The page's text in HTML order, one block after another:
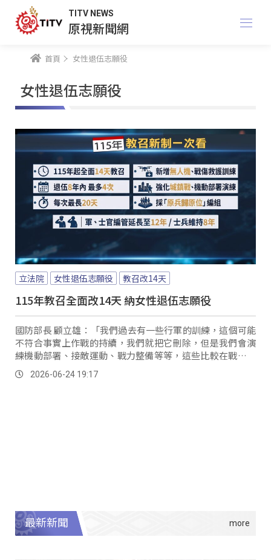
TITV NEWS
原視新聞網
首頁 女性退伍志願役
女性退伍志願役
立法院 女性退伍志願役 教召改14天
115年教召全面改14天 納女性退伍志願役
國防部長 顧立雄：「我們過去有一些行軍的訓練，這個可能
不符合事實上作戰的持續，我們就把它刪除，但是我們會演
練機動部署、接敵運動、戰力整備等等，這些比較在戰鬥教
練裡面，符合我們實戰化訓練的要求。
2026-06-24 19:17
最新新聞